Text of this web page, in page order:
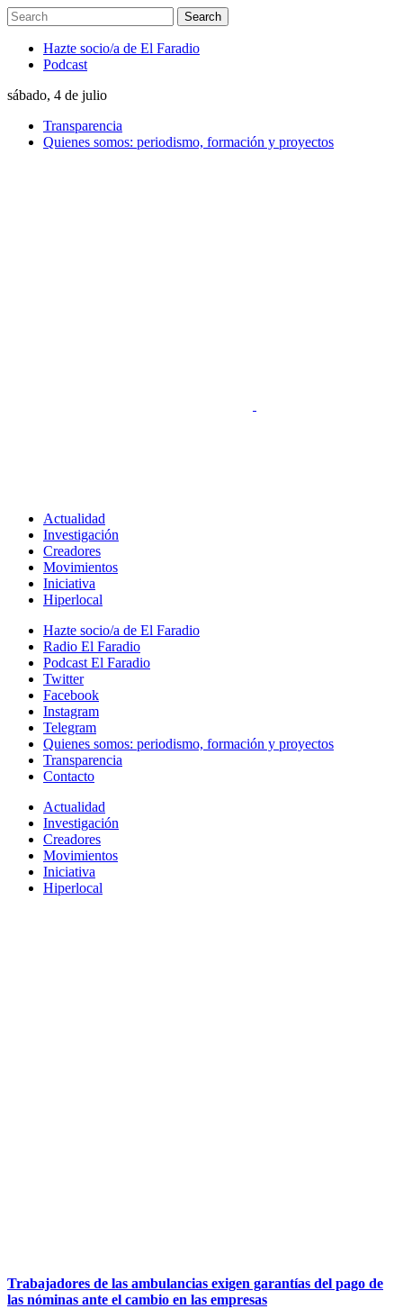
Hazte socio/a de El Faradio
Podcast
sábado, 4 de julio
Transparencia
Quienes somos: periodismo, formación y proyectos
Actualidad
Investigación
Creadores
Movimientos
Iniciativa
Hiperlocal
Hazte socio/a de El Faradio
Radio El Faradio
Podcast El Faradio
Twitter
Facebook
Instagram
Telegram
Quienes somos: periodismo, formación y proyectos
Transparencia
Contacto
Actualidad
Investigación
Creadores
Movimientos
Iniciativa
Hiperlocal
Trabajadores de las ambulancias exigen garantías del pago de
las nóminas ante el cambio en las empresas